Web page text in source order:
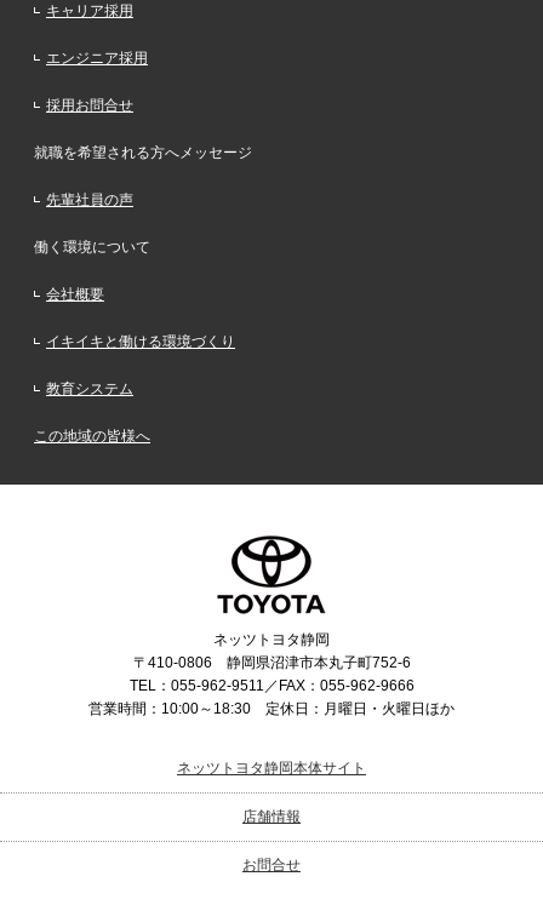
キャリア採用
エンジニア採用
採用お問合せ
就職を希望される方へメッセージ
先輩社員の声
働く環境について
会社概要
イキイキと働ける環境づくり
教育システム
この地域の皆様へ
ネッツトヨタ静岡
〒410-0806 静岡県沼津市本丸子町752-6
TEL：055-962-9511／FAX：055-962-9666
営業時間：10:00～18:30 定休日：月曜日・火曜日ほか
ネッツトヨタ静岡本体サイト
店舗情報
お問合せ